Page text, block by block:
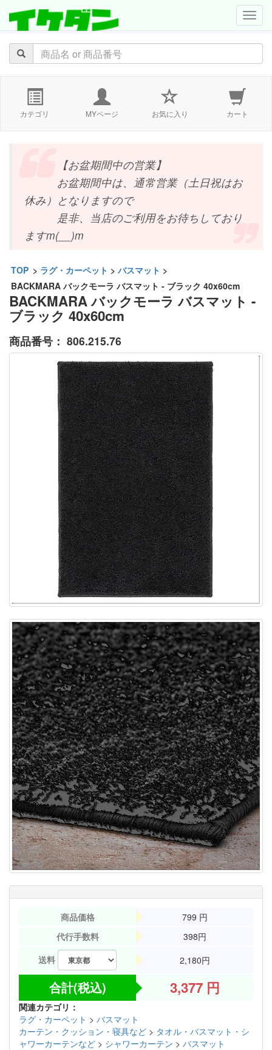
カテゴリ MYページ お気に入り カート
【お盆期間中の営業】
お盆期間中は、通常営業（土日祝はお
休み）となりますので
是非、当店のご利用をお待ちしており
ますm(__)m
TOP > ラグ・カーペット > バスマット >
BACKMARA バックモーラ バスマット - ブラック 40x60cm
BACKMARA バックモーラ バスマット -
ブラック 40x60cm
商品番号： 806.215.76
商品価格 799 円
代行手数料
398円
送料
2,180円
合計(税込) 3,377円
関連カテゴリ：
ラグ・カーペット > バスマット
カーテン・クッション・寝具など > タオル・バスマット・シ
ャワーカーテンなど > シャワーカーテン > バスマット